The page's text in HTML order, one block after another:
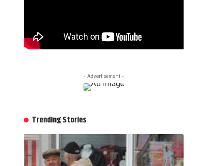
- Advertisement -
Trending Stories